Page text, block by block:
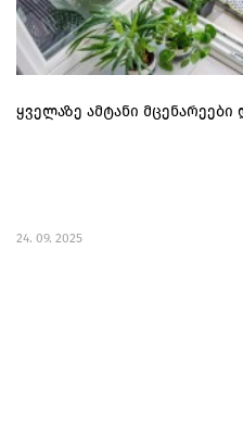
ყველაზე ამტანი მცენარეები
24. 09. 2025